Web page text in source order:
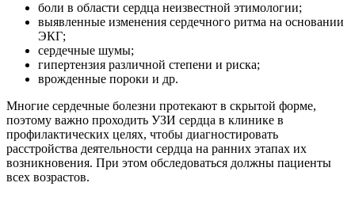
боли в области сердца неизвестной этимологии;
выявленные изменения сердечного ритма на основании
ЭКГ;
сердечные шумы;
гипертензия различной степени и риска;
врожденные пороки и др.
Многие сердечные болезни протекают в скрытой форме,
поэтому важно проходить УЗИ сердца в клинике в
профилактических целях, чтобы диагностировать
расстройства деятельности сердца на ранних этапах их
возникновения. При этом обследоваться должны пациенты
всех возрастов.